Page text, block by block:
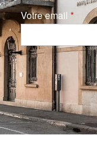
Votre email